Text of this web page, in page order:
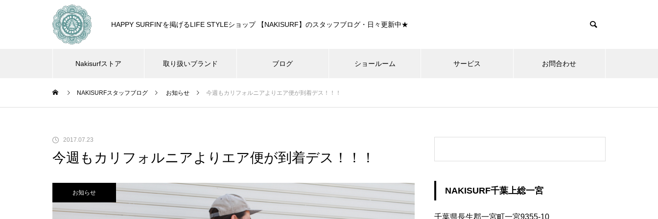
HAPPY SURFIN'を掲げるLIFE STYLEショップ 【NAKISURF】のスタッフブログ・日々更新中★
Nakisurfストア 取り扱いブランド ブログ ショールーム サービス お問合わせ
NAKISURFスタッフブログ お知らせ 今週もカリフォルニアよりエア便が到着デス！！！
2017.07.23
今週もカリフォルニアよりエア便が到着デス！！！
お知らせ NAKISURF千葉上総一宮
千葉県長生郡一宮町一宮9355-10